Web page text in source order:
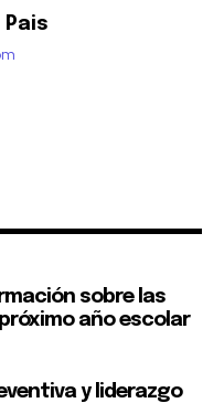
Pais
sobre las
año escolar
y liderazgo